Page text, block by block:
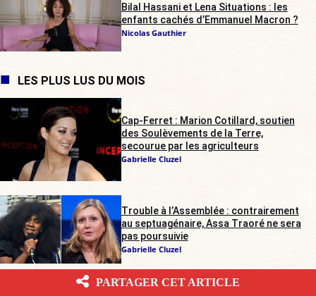
Bilal Hassani et Lena Situations : les
enfants cachés d’Emmanuel Macron ?
Nicolas Gauthier
LES PLUS LUS DU MOIS
Cap-Ferret : Marion Cotillard, soutien
des Soulèvements de la Terre,
secourue par les agriculteurs
Gabrielle Cluzel
Trouble à l’Assemblée : contrairement
au septuagénaire, Assa Traoré ne sera
pas poursuivie
Gabrielle Cluzel
PARTAGER CET ARTICLE